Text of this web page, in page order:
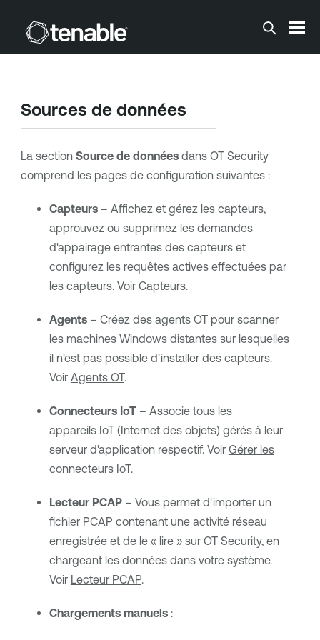
Passer au contenu principal
Sources de données
La section Source de donnéesdans OT Security
comprend les pages de configuration suivantes :
Capteurs – Affichez et gérez les capteurs,
approuvez ou supprimez les demandes
d'appairage entrantes des capteurs et
configurez les requêtes actives effectuées par
les capteurs. Voir Capteurs.
Agents– Créez des agents OT pour scanner
les machines Windows distantes sur lesquelles
il n'est pas possible d'installer des capteurs.
Voir Agents OT.
Connecteurs IoT– Associe tous les
appareils IoT (Internet des objets) gérés à leur
serveur d'application respectif. Voir Gérer les
connecteurs IoT.
Lecteur PCAP– Vous permet d'importer un
fichier PCAP contenant une activité réseau
enregistrée et de le « lire » sur OT Security, en
chargeant les données dans votre système.
Voir Lecteur PCAP.
Chargements manuels: